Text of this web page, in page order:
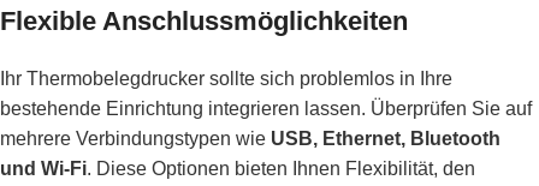
Flexible Anschlussmöglichkeiten
Ihr Thermobelegdrucker sollte sich problemlos in Ihre
bestehende Einrichtung integrieren lassen. Überprüfen Sie auf
mehrere Verbindungstypen wie USB, Ethernet, Bluetooth
und Wi-Fi. Diese Optionen bieten Ihnen Flexibilität, den